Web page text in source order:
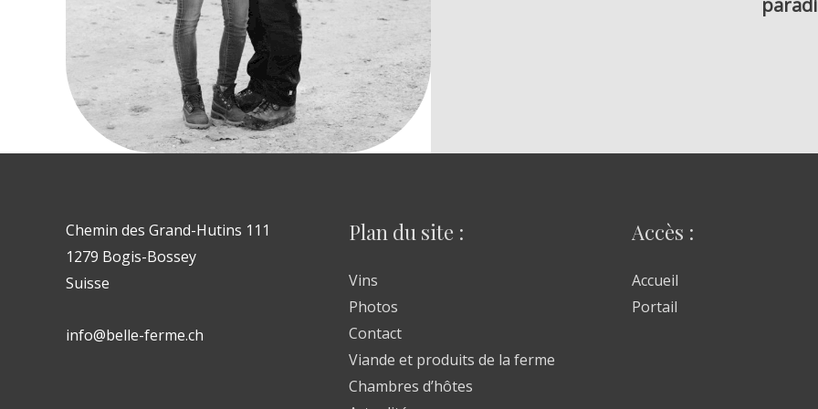
Chemin des Grand-Hutins 111
1279 Bogis-Bossey
Suisse
info@belle-ferme.ch
Plan du site :
Vins
Photos
Contact
Viande et produits de la ferme
Chambres d’hôtes
Accès :
Accueil
Portail